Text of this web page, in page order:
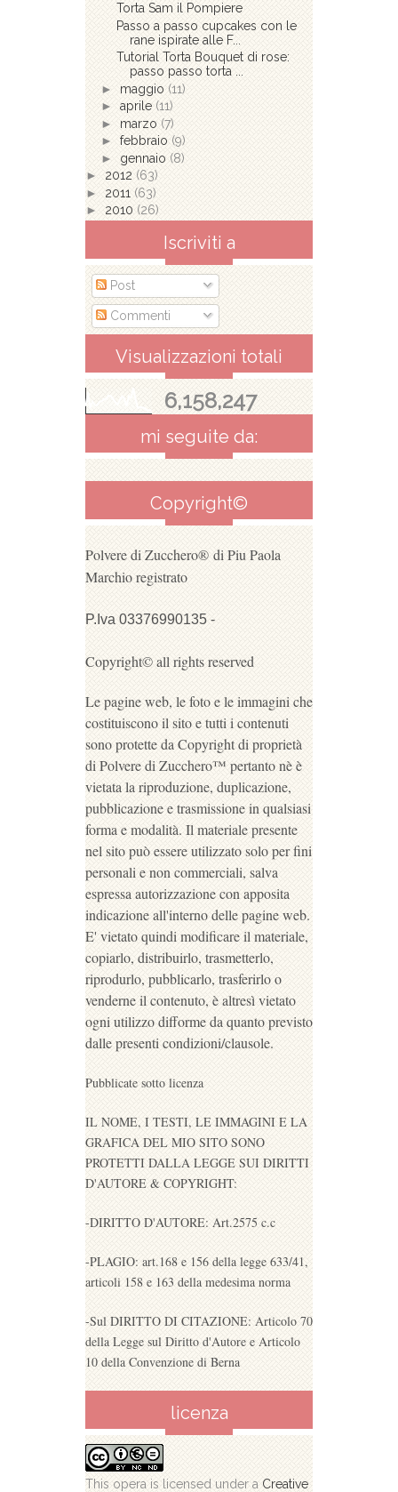
Torta Sam il Pompiere
Passo a passo cupcakes con le
rane ispirate alle F...
Tutorial Torta Bouquet di rose:
passo passo torta ...
► maggio (11)
► aprile (11)
► marzo (7)
► febbraio (9)
► gennaio (8)
► 2012 (63)
► 2011 (63)
► 2010 (26)
Iscriviti a
Post
Commenti
Visualizzazioni totali
6,158,247
mi seguite da:
Copyright©
Polvere di Zucchero® di Piu Paola
Marchio registrato
P.Iva 03376990135 -
Copyright© all rights reserved
Le pagine web, le foto e le immagini che
costituiscono il sito e tutti i contenuti
sono protette da Copyright di proprietà
di Polvere di Zucchero™ pertanto nè è
vietata la riproduzione, duplicazione,
pubblicazione e trasmissione in qualsiasi
forma e modalità. Il materiale presente
nel sito può essere utilizzato solo per fini
personali e non commerciali, salva
espressa autorizzazione con apposita
indicazione all'interno delle pagine web.
E' vietato quindi modificare il materiale,
copiarlo, distribuirlo, trasmetterlo,
riprodurlo, pubblicarlo, trasferirlo o
venderne il contenuto, è altresì vietato
ogni utilizzo difforme da quanto previsto
dalle presenti condizioni/clausole.
Pubblicate sotto licenza
IL NOME, I TESTI, LE IMMAGINI E LA
GRAFICA DEL MIO SITO SONO
PROTETTI DALLA LEGGE SUI DIRITTI
D'AUTORE & COPYRIGHT:
-DIRITTO D'AUTORE: Art.2575 c.c
-PLAGIO: art.168 e 156 della legge 633/41,
articoli 158 e 163 della medesima norma
-Sul DIRITTO DI CITAZIONE: Articolo 70
della Legge sul Diritto d'Autore e Articolo
10 della Convenzione di Berna
licenza
This opera is licensed under a Creative